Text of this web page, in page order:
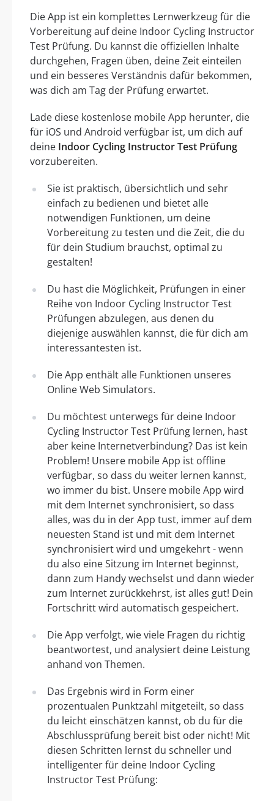
Die App ist ein komplettes Lernwerkzeug für die
Vorbereitung auf deine Indoor Cycling Instructor
Test Prüfung. Du kannst die offiziellen Inhalte
durchgehen, Fragen üben, deine Zeit einteilen
und ein besseres Verständnis dafür bekommen,
was dich am Tag der Prüfung erwartet.
Lade diese kostenlose mobile App herunter, die
für iOS und Android verfügbar ist, um dich auf
deine Indoor Cycling Instructor Test Prüfung
vorzubereiten.
Sie ist praktisch, übersichtlich und sehr
einfach zu bedienen und bietet alle
notwendigen Funktionen, um deine
Vorbereitung zu testen und die Zeit, die du
für dein Studium brauchst, optimal zu
gestalten!
Du hast die Möglichkeit, Prüfungen in einer
Reihe von Indoor Cycling Instructor Test
Prüfungen abzulegen, aus denen du
diejenige auswählen kannst, die für dich am
interessantesten ist.
Die App enthält alle Funktionen unseres
Online Web Simulators.
Du möchtest unterwegs für deine Indoor
Cycling Instructor Test Prüfung lernen, hast
aber keine Internetverbindung? Das ist kein
Problem! Unsere mobile App ist offline
verfügbar, so dass du weiter lernen kannst,
wo immer du bist. Unsere mobile App wird
mit dem Internet synchronisiert, so dass
alles, was du in der App tust, immer auf dem
neuesten Stand ist und mit dem Internet
synchronisiert wird und umgekehrt - wenn
du also eine Sitzung im Internet beginnst,
dann zum Handy wechselst und dann wieder
zum Internet zurückkehrst, ist alles gut! Dein
Fortschritt wird automatisch gespeichert.
Die App verfolgt, wie viele Fragen du richtig
beantwortest, und analysiert deine Leistung
anhand von Themen.
Das Ergebnis wird in Form einer
prozentualen Punktzahl mitgeteilt, so dass
du leicht einschätzen kannst, ob du für die
Abschlussprüfung bereit bist oder nicht! Mit
diesen Schritten lernst du schneller und
intelligenter für deine Indoor Cycling
Instructor Test Prüfung: